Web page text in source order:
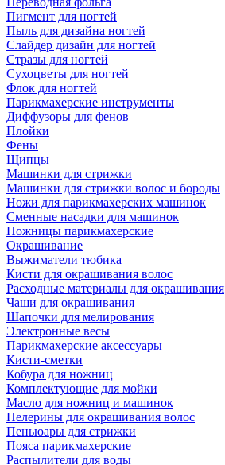
Пигмент для ногтей
Пыль для дизайна ногтей
Слайдер дизайн для ногтей
Стразы для ногтей
Сухоцветы для ногтей
Флок для ногтей
Парикмахерские инструменты
Диффузоры для фенов
Плойки
Фены
Щипцы
Машинки для стрижки
Машинки для стрижки волос и бороды
Ножи для парикмахерских машинок
Сменные насадки для машинок
Ножницы парикмахерские
Окрашивание
Выжиматели тюбика
Кисти для окрашивания волос
Расходные материалы для окрашивания
Чаши для окрашивания
Шапочки для мелирования
Электронные весы
Парикмахерские аксессуары
Кисти-сметки
Кобура для ножниц
Комплектующие для мойки
Масло для ножниц и машинок
Пелерины для окрашивания волос
Пеньюары для стрижки
Пояса парикмахерские
Распылители для воды